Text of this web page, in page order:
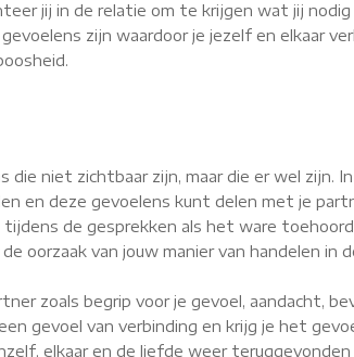
jij in de relatie om te krijgen wat jij
zijn waardoor je jezelf en elkaar
die niet zichtbaar zijn, maar die er wel zijn.
en deze gevoelens kunt delen met je
de gesprekken als het ware
oorzaak van jouw manier van handelen in
zoals begrip voor je gevoel, aandacht,
gevoel van verbinding en krijg je het
elkaar en de liefde weer